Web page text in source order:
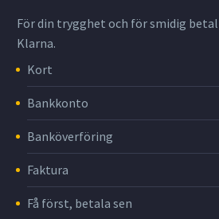
För din trygghet och för smidig
Klarna.
Kort
Bankkonto
Banköverföring
Faktura
Få först, betala sen